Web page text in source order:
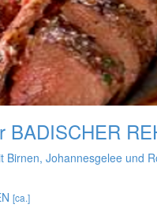
BADISCHER
Birnen, Johannesgelee und
[ca.]